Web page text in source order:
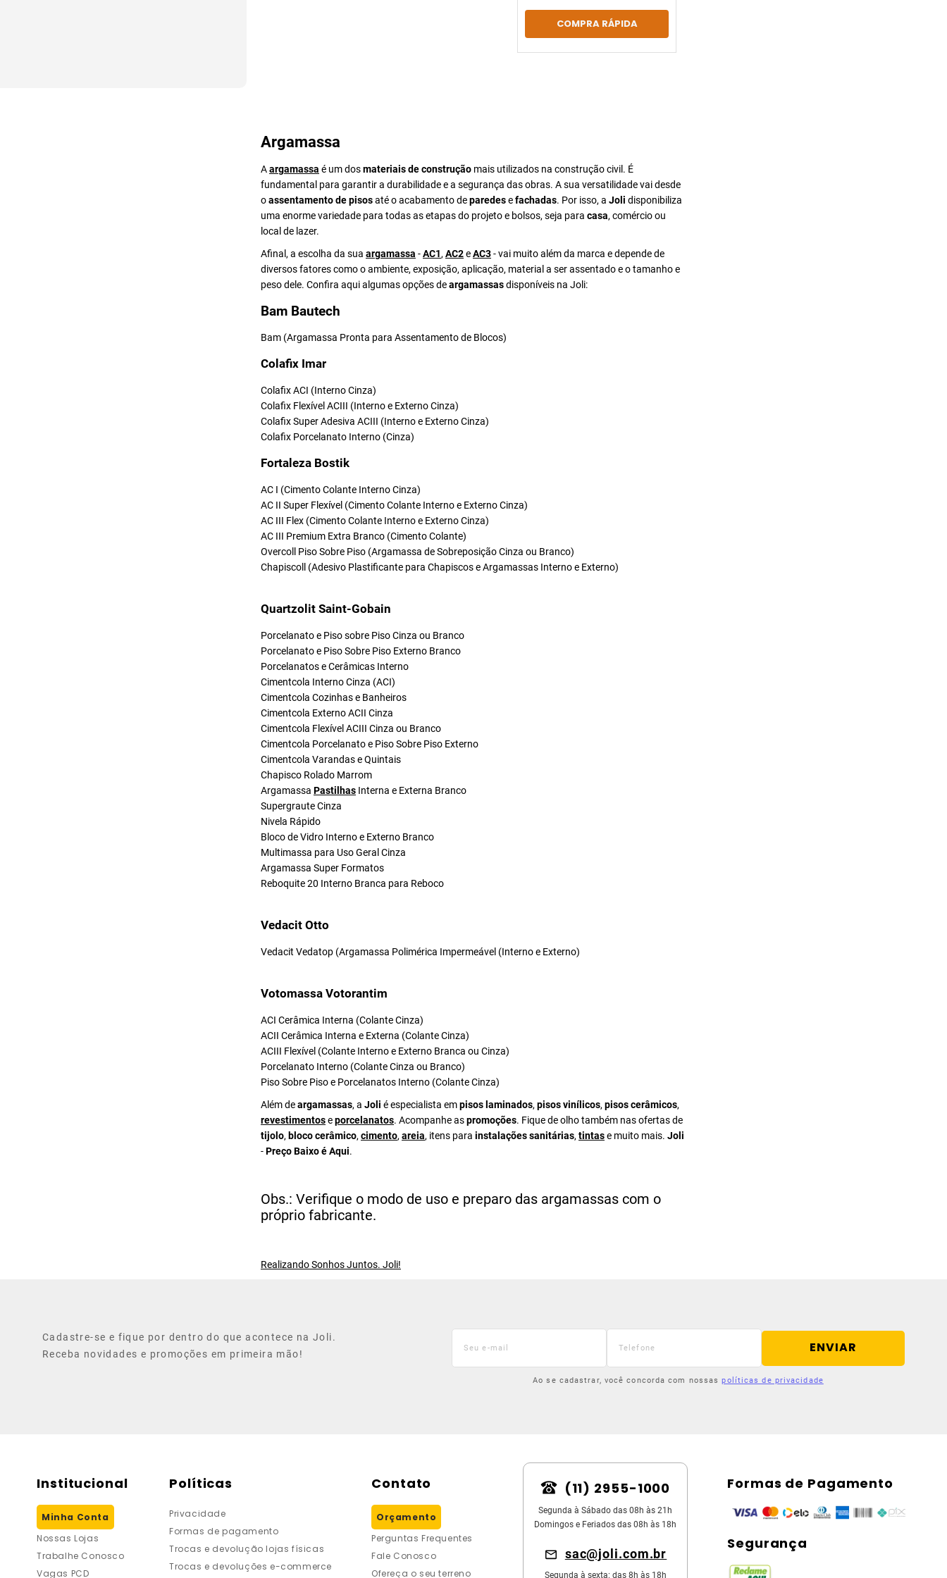
COMPRA RÁPIDA
Argamassa
Aargamassa é um dosmateriais de construção mais utilizados na construção civil. É
fundamental para garantir a durabilidade e a segurança das obras. A sua versatilidade vai desde
oassentamento de pisosaté o acabamento deparedesefachadas. Por isso, a Joli disponibiliza
uma enorme variedade para todas as etapas do projeto e bolsos, seja para casa, comércio ou
local de lazer.
Afinal, a escolha da sua argamassa -AC1, AC2eAC3- vai muito além da marca e depende de
diversos fatores como o ambiente, exposição, aplicação, material a ser assentado e o tamanho e
peso dele. Confira aqui algumas opções deargamassasdisponíveis na Joli:
Bam Bautech
Bam (Argamassa Pronta para Assentamento de Blocos)
Colafix Imar
Colafix ACI (Interno Cinza)
Colafix Flexível ACIII (Interno e Externo Cinza)
Colafix Super Adesiva ACIII (Interno e Externo Cinza)
Colafix Porcelanato Interno (Cinza)
Fortaleza Bostik
AC I (Cimento Colante Interno Cinza)
AC II Super Flexível (Cimento Colante Interno e Externo Cinza)
AC III Flex (Cimento Colante Interno e Externo Cinza)
AC III Premium Extra Branco (Cimento Colante)
Overcoll Piso Sobre Piso (Argamassa de Sobreposição Cinza ou Branco)
Chapiscoll (Adesivo Plastificante para Chapiscos e Argamassas Interno e Externo)
Quartzolit Saint-Gobain
Porcelanato e Piso sobre Piso Cinza ou Branco
Porcelanato e Piso Sobre Piso Externo Branco
Porcelanatos e Cerâmicas Interno
Cimentcola Interno Cinza (ACI)
Cimentcola Cozinhas e Banheiros
Cimentcola Externo ACII Cinza
Cimentcola Flexível ACIII Cinza ou Branco
Cimentcola Porcelanato e Piso Sobre Piso Externo
Cimentcola Varandas e Quintais
Chapisco Rolado Marrom
Argamassa Pastilhas Interna e Externa Branco
Supergraute Cinza
Nivela Rápido
Bloco de Vidro Interno e Externo Branco
Multimassa para Uso Geral Cinza
Argamassa Super Formatos
Reboquite 20 Interno Branca para Reboco
Vedacit Otto
Vedacit Vedatop (Argamassa Polimérica Impermeável (Interno e Externo)
Votomassa Votorantim
ACI Cerâmica Interna (Colante Cinza)
ACII Cerâmica Interna e Externa (Colante Cinza)
ACIII Flexível (Colante Interno e Externo Branca ou Cinza)
Porcelanato Interno (Colante Cinza ou Branco)
Piso Sobre Piso e Porcelanatos Interno (Colante Cinza)
Além deargamassas, a Joli é especialista empisos laminados, pisos vinílicos, pisos cerâmicos,
revestimentoseporcelanatos. Acompanhe aspromoções. Fique de olho também nas ofertas de
tijolo, bloco cerâmico, cimento, areia, itens para instalações sanitárias, tintase muito mais. Joli
-Preço Baixo é Aqui.
Obs.: Verifique o modo de uso e preparo das argamassas com o
próprio fabricante.
Realizando Sonhos Juntos. Joli!
Cadastre-se e fique por dentro do que acontece na Joli.
Receba novidades e promoções em primeira mão!
ENVIAR
Ao se cadastrar, você concorda com nossas políticas de privacidade
Institucional
Minha Conta
Nossas Lojas
Trabalhe Conosco
Vagas PCD
Políticas
Privacidade
Formas de pagamento
Trocas e devolução lojas físicas
Trocas e devoluções e-commerce
Contato
Orçamento
Perguntas Frequentes
Fale Conosco
Ofereça o seu terreno
(11) 2955-1000
Segunda à Sábado das 08h às 21h
Domingos e Feriados das 08h às 18h
sac@joli.com.br
Segunda à sexta: das 8h às 18h
Formas de Pagamento
Segurança